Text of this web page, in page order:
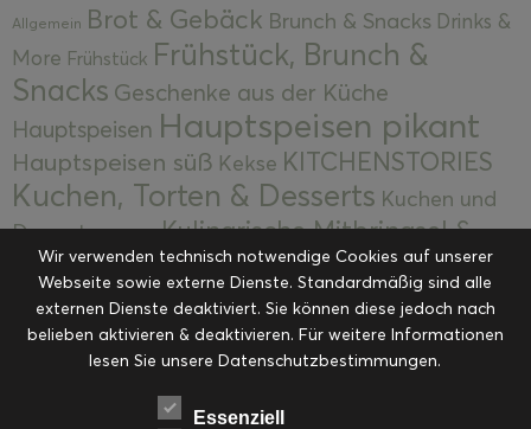
Allgemein Brot & Gebäck Brunch & Snacks Drinks &
More Frühstück Frühstück, Brunch &
Snacks Geschenke aus der Küche
Hauptspeisen Hauptspeisen pikant
Hauptspeisen süß Kekse KITCHENSTORIES
Kuchen, Torten & Desserts Kuchen und
Desserts
Kulinarische Mitbringsel &
Eingemachtes Ohne Kategorie Ostern Resteküche
RezepteSaisonalSliderStartseite
Suppen, Salate & Vorspeisen Vorspeisen &
Vorspeisen, Salate & Suppen
Weihnachten Workshops & Events
Wir verwenden technisch notwendige Cookies auf unserer
Webseite sowie externe Dienste. Standardmäßig sind alle
externen Dienste deaktiviert. Sie können diese jedoch nach
belieben aktivieren & deaktivieren. Für weitere Informationen
lesen Sie unsere Datenschutzbestimmungen.
Essenziell